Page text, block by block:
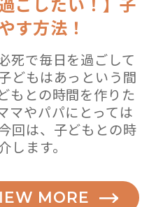
す方法！
死で毎日を過ごして
どもはあっという間
もとの時間を作りた
マやパパにとっては
回は、子どもとの時
します。
MORE